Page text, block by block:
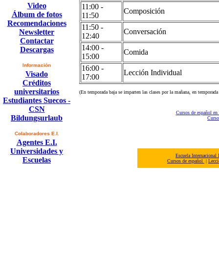
Video
Álbum de fotos
Recomendaciones
Newsletter
Contactar
Descargas
Información
Visado
Créditos
universitarios
Estudiantes Suecos -
CSN
Bildungsurlaub
Colaboradores E.I.
Agentes E.I.
Universidades y
Escuelas
11:00 -
11:50
Composición
11:50 -
12:40
Conversación
14:00 -
15:00
Comida
16:00 -
17:00
Lección Individual
(En temporada baja se imparten las clases por la mañana, en
Cursos de español en
Escuela
Cursos de español
|